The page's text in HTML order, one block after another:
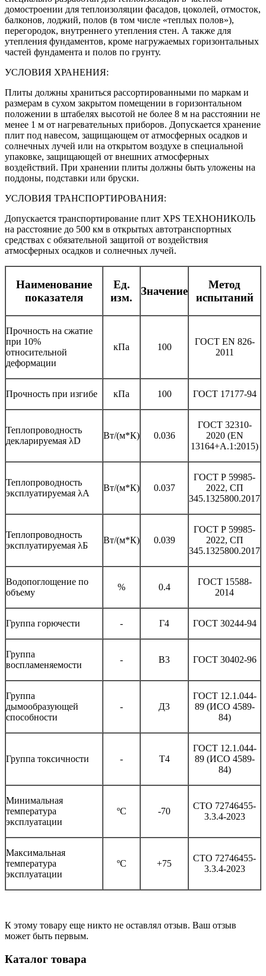
домостроении для теплоизоляции фасадов, цоколей, отмосток,
балконов, лоджий, полов (в том числе «теплых полов»),
перегородок, внутреннего утепления стен. А также для
утепления фундаментов, кроме нагружаемых горизонтальных
частей фундамента и полов по грунту.
УСЛОВИЯ ХРАНЕНИЯ:
Плиты должны храниться рассортированными по маркам и
размерам в сухом закрытом помещении в горизонтальном
положении в штабелях высотой не более 8 м на расстоянии не
менее 1 м от нагревательных приборов. Допускается хранение
плит под навесом, защищающем от атмосферных осадков и
солнечных лучей или на открытом воздухе в специальной
упаковке, защищающей от внешних атмосферных
воздействий. При хранении плиты должны быть уложены на
поддоны, подставки или бруски.
УСЛОВИЯ ТРАНСПОРТИРОВАНИЯ:
Допускается транспортирование плит XPS ТЕХНОНИКОЛЬ
на расстояние до 500 км в открытых автотранспортных
средствах с обязательной защитой от воздействия
атмосферных осадков и солнечных лучей.
Наименование
показателя
Ед.
изм.
Значение
Метод
испытаний
Прочность на сжатие
при 10%
относительной
деформации
кПа 100
ГОСТ EN 826-
2011
Прочность при изгибе кПа 100 ГОСТ 17177-94
Теплопроводность
декларируемая λD
Вт/(м*К) 0.036
ГОСТ 32310-
2020 (EN
13164+А.1:2015)
Теплопроводность
эксплуатируемая λА
Вт/(м*К) 0.037
ГОСТ Р 59985-
2022, СП
345.1325800.2017
Теплопроводность
эксплуатируемая λБ
Вт/(м*К) 0.039
ГОСТ Р 59985-
2022, СП
345.1325800.2017
Водопоглощение по
объему
% 0.4
ГОСТ 15588-
2014
Группа горючести - Г4 ГОСТ 30244-94
Группа
воспламеняемости
- В3 ГОСТ 30402-96
Группа
дымообразующей
способности
- Д3
ГОСТ 12.1.044-
89 (ИСО 4589-
84)
Группа токсичности - Т4
ГОСТ 12.1.044-
89 (ИСО 4589-
84)
Минимальная
температура
эксплуатации
ºC -70
СТО 72746455-
3.3.4-2023
Максимальная
температура
эксплуатации
ºC +75
СТО 72746455-
3.3.4-2023
К этому товару еще никто не оставлял отзыв. Ваш отзыв
может быть первым.
Каталог товара